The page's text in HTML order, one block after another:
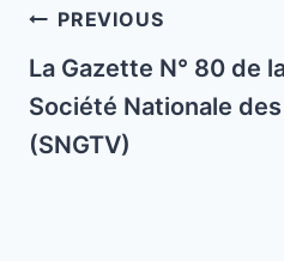
Post
navigation
PREVIOUS
La Gazette N° 80 de
Société Nationale
(SNGTV)